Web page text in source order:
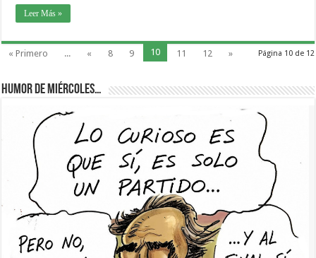
Leer Más »
Página 10 de 12
« Primero ... « 8 9 10 11 12 »
Humor de Miércoles…